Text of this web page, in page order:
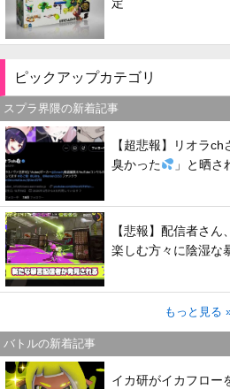
ピックアップカテゴリ
スプラ界隈の新着記事
【超悲報】リオラ
臭かった
」と晒さ
【悲報】配信者さ
楽しむ方々に陰湿な
もっと見る
バトルの新着記事
イカ研がイカフロー